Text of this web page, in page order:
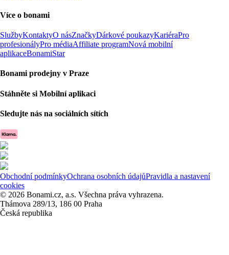
Více o bonami
SlužbyKontaktyO násZnačkyDárkové poukazyKariéraPro
profesionályPro médiaAffiliate programNová mobilní
aplikaceBonamiStar
Bonami prodejny v Praze
Stáhněte si Mobilní aplikaci
Sledujte nás na sociálních sítích
Obchodní podmínkyOchrana osobních údajůPravidla a nastavení
cookies
© 2026 Bonami.cz, a.s. Všechna práva vyhrazena.
Thámova 289/13, 186 00 Praha
Česká republika